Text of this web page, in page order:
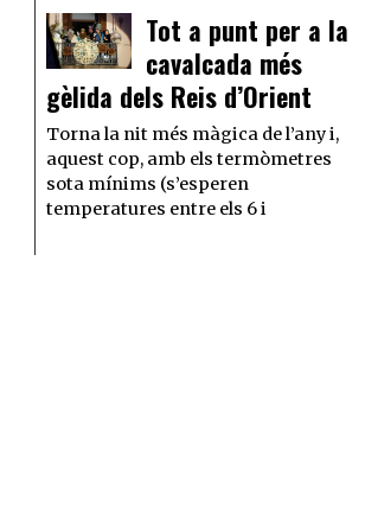
Tot a punt per a la
cavalcada més
gèlida dels Reis d’Orient
Torna la nit més màgica de l’any i,
aquest cop, amb els termòmetres
sota mínims (s’esperen
temperatures entre els 6 i